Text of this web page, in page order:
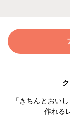
「きちんとおい
作れる